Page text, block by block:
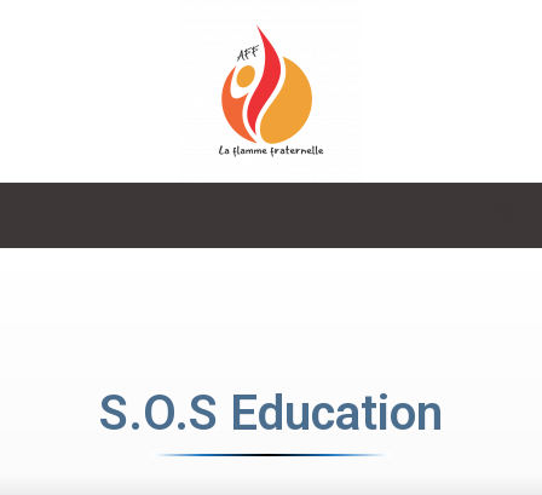
Fraternelle
S.O.S Education